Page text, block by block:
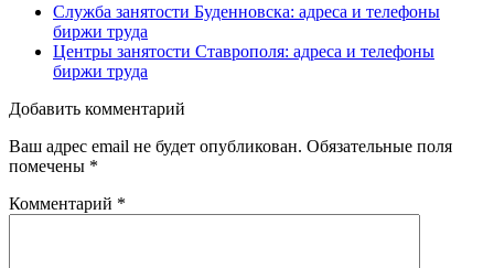
Служба занятости Буденновска: адреса и телефоны
биржи труда
Центры занятости Ставрополя: адреса и телефоны
биржи труда
Добавить комментарий
Ваш адрес email не будет опубликован. Обязательные поля
помечены *
Комментарий *